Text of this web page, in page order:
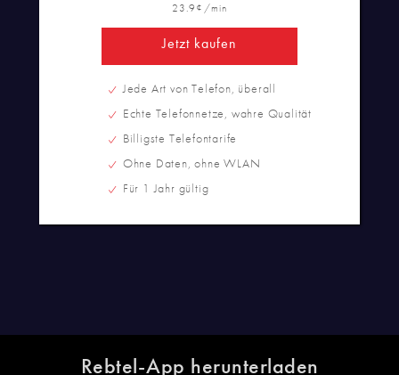
23.9¢/min
Jetzt kaufen
Jede Art von Telefon, überall
Echte Telefonnetze, wahre Qualität
Billigste Telefontarife
Ohne Daten, ohne WLAN
Für 1 Jahr gültig
Rebtel-App herunterladen